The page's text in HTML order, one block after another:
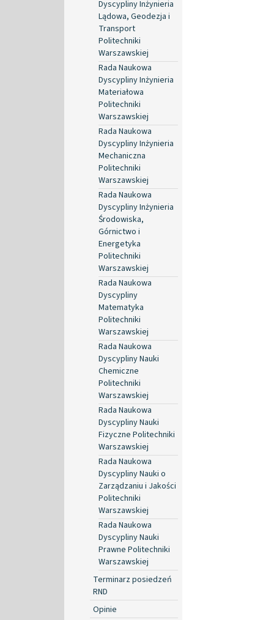
Dyscypliny Inżynieria
Lądowa, Geodezja i
Transport
Politechniki
Warszawskiej
Rada Naukowa
Dyscypliny Inżynieria
Materiałowa
Politechniki
Warszawskiej
Rada Naukowa
Dyscypliny Inżynieria
Mechaniczna
Politechniki
Warszawskiej
Rada Naukowa
Dyscypliny Inżynieria
Środowiska,
Górnictwo i
Energetyka
Politechniki
Warszawskiej
Rada Naukowa
Dyscypliny
Matematyka
Politechniki
Warszawskiej
Rada Naukowa
Dyscypliny Nauki
Chemiczne
Politechniki
Warszawskiej
Rada Naukowa
Dyscypliny Nauki
Fizyczne Politechniki
Warszawskiej
Rada Naukowa
Dyscypliny Nauki o
Zarządzaniu i Jakości
Politechniki
Warszawskiej
Rada Naukowa
Dyscypliny Nauki
Prawne Politechniki
Warszawskiej
Terminarz posiedzeń
RND
Opinie